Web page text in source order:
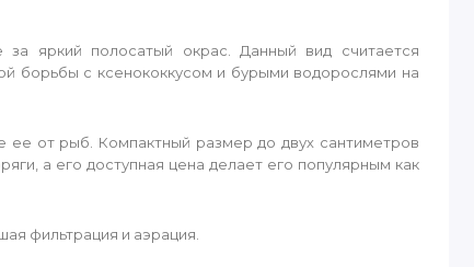
яркий полосатый окрас. Данный вид считается
борьбы с ксенококкусом и бурыми водорослями на
от рыб. Компактный размер до двух сантиметров
а его доступная цена делает его популярным как
фильтрация и аэрация.